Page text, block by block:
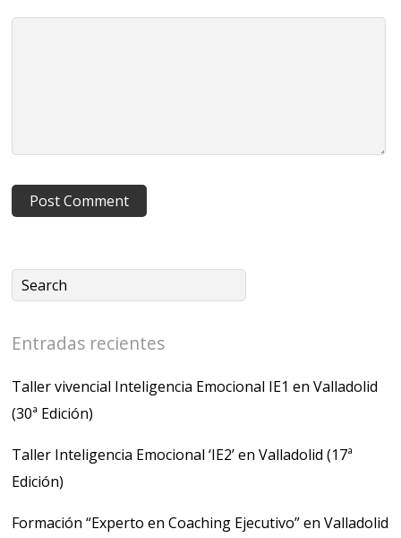
Entradas recientes
Taller vivencial Inteligencia Emocional IE1 en Valladolid
(30ª Edición)
Taller Inteligencia Emocional ‘IE2’ en Valladolid (17ª
Edición)
Formación “Experto en Coaching Ejecutivo” en Valladolid